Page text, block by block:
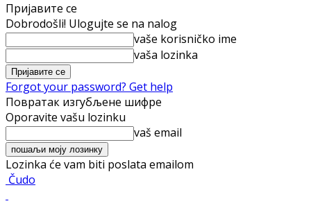
Пријавите се
Dobrodošli! Ulogujte se na nalog
vaše korisničko ime
vaša lozinka
Forgot your password? Get help
Повратак изгубљене шифре
Oporavite vašu lozinku
vaš email
Lozinka će vam biti poslata emailom
Čudo